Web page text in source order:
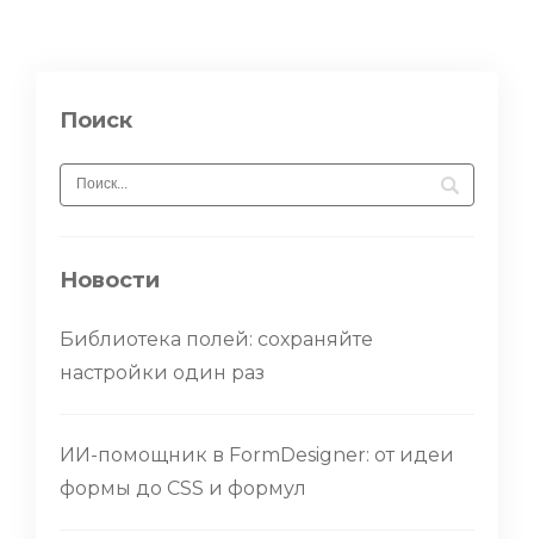
Поиск
Новости
Библиотека полей: сохраняйте
настройки один раз
ИИ-помощник в FormDesigner: от идеи
формы до CSS и формул